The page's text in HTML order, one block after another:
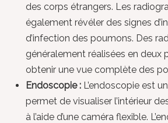
des corps étrangers. Les
également révéler des signes
d’infection des poumons. Des
généralement réalisées en deux
obtenir une vue complète des
Endoscopie : L’endoscopie est
permet de visualiser l’intérieur
à l’aide d’une caméra flexible.